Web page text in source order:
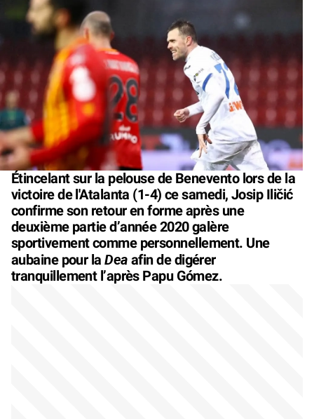
Étincelant sur la pelouse de Benevento lors de la
victoire de l'Atalanta (1-4) ce samedi, Josip Iličić
confirme son retour en forme après une
deuxième partie d’année 2020 galère
sportivement comme personnellement. Une
aubaine pour laDea afin de digérer
tranquillement l’après Papu Gómez.